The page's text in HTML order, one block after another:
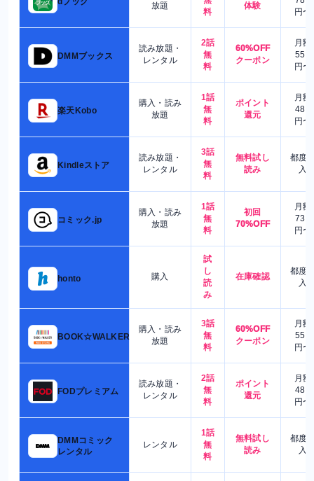
放題
料
体験
円〜
DMMブックス
読み放題・
レンタル
2話
無
料
60%OFF
クーポン
月額
550
円〜
楽天Kobo
購入・読み
放題
1話
無
料
ポイント
還元
月額
480
円〜
Kindleストア
読み放題・
レンタル
3話
無
料
無料試し
読み
都度
入
コミック.jp
購入・読み
放題
1話
無
料
初回
70%OFF
月額
730
円〜
honto 購入
試
し
読
み
在庫確認
都度
入
BOOK☆WALKER
購入・読み
放題
3話
無
料
60%OFF
クーポン
月額
550
円〜
FODプレミアム
読み放題・
レンタル
2話
無
料
ポイント
還元
月額
480
円〜
DMMコミック
レンタル
レンタル
1話
無
料
無料試し
読み
都度
入